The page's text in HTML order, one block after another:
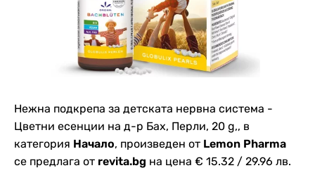
Нежна подкрепа за детската нервна система -
Цветни есенции на д-р Бах, Перли, 20 g,, в
категория Начало, произведен от Lemon Pharma
се предлага от revita.bg на цена € 15.32 / 29.96 лв.